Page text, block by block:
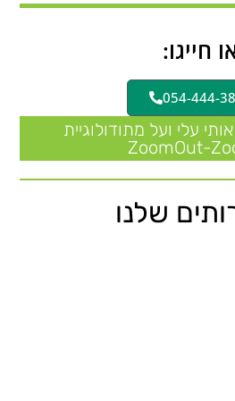
חייגו:
054-444-
עלי ועל מתודולוגיית
ZoomOut-
שלנו